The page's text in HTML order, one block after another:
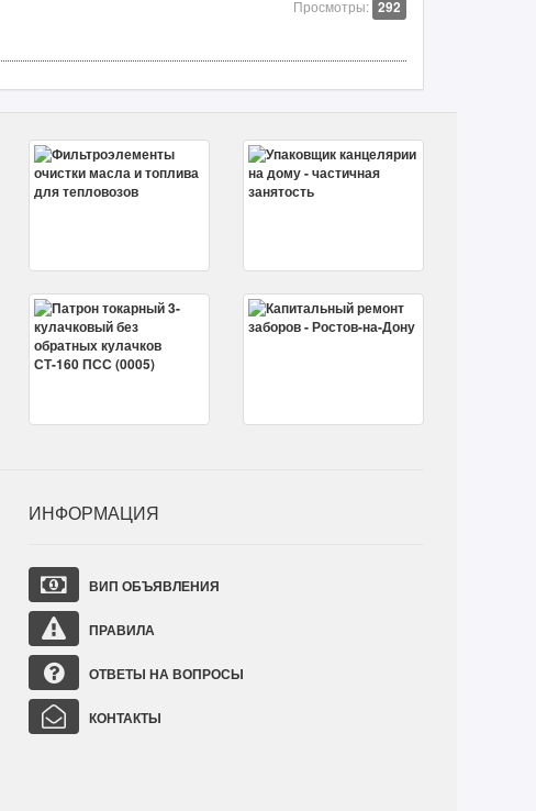
Просмотры: 292
ИНФОРМАЦИЯ
ВИП ОБЪЯВЛЕНИЯ
ПРАВИЛА
ОТВЕТЫ НА ВОПРОСЫ
КОНТАКТЫ